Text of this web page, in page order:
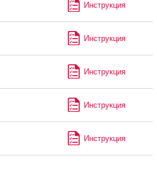
Инструкция
Инструкция
Инструкция
Инструкция
Инструкция